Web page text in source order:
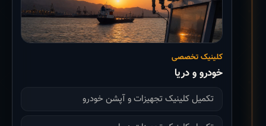
کلینیک تخصصی
خودرو و دریا
تکمیل کلینیک تجهیزات و آپشن خودرو